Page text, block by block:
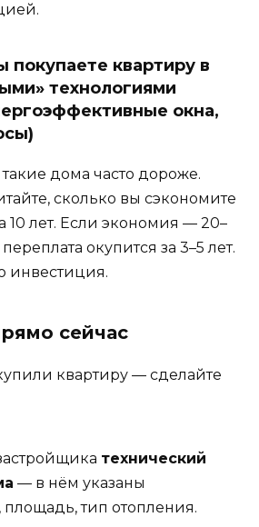
покупаете квартиру в
технологиями
окна,
дома часто дороже.
сколько вы сэкономите
10 лет. Если экономия — 20–
окупится за 3–5 лет.
инвестиция.
сейчас
квартиру — сделайте
технический
— в нём указаны
площадь, тип отопления.